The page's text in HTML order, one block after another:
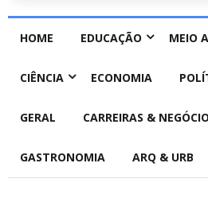
HOME EDUCAÇÃO MEIO
CIÊNCIA ECONOMIA
GERAL CARREIRAS &
GASTRONOMIA ARQ & URB